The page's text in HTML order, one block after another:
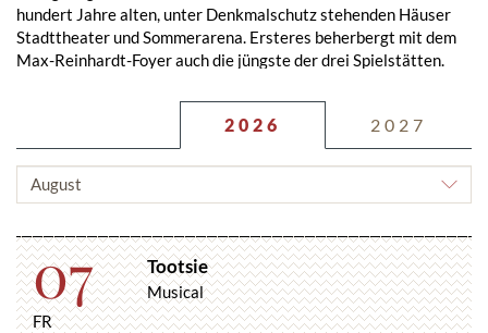
hundert Jahre alten, unter Denkmalschutz stehenden Häuser
Stadttheater und Sommerarena. Ersteres beherbergt mit dem
Max-Reinhardt-Foyer auch die jüngste der drei Spielstätten.
2027
2026
MONAT
AUSWÄHLEN
07
FR
Tootsie
Musical